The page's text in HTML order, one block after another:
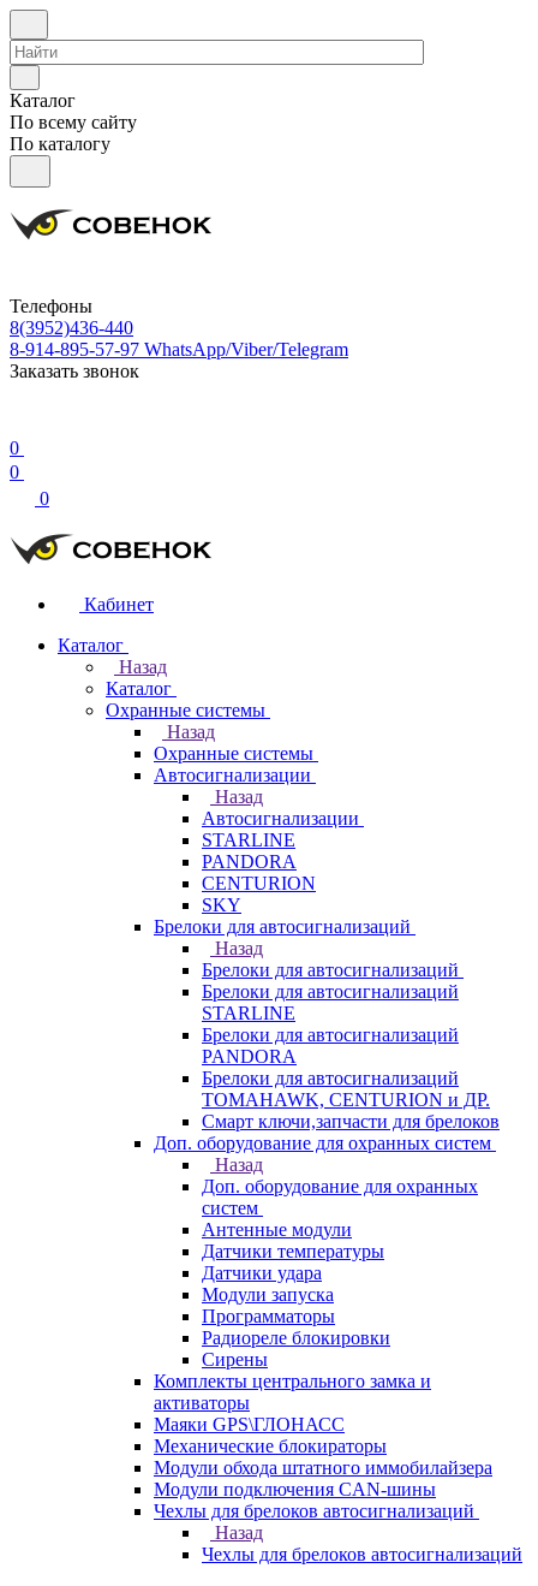
Каталог
По всему сайту
По каталогу
Телефоны
8(3952)436-440
8-914-895-57-97 WhatsApp/Viber/Telegram
Заказать звонок
0
0
0
Кабинет
Каталог
Назад
Каталог
Охранные системы
Назад
Охранные системы
Автосигнализации
Назад
Автосигнализации
STARLINE
PANDORA
CENTURION
SKY
Брелоки для автосигнализаций
Назад
Брелоки для автосигнализаций
Брелоки для автосигнализаций
STARLINE
Брелоки для автосигнализаций
PANDORA
Брелоки для автосигнализаций
TOMAHAWK, CENTURION и ДР.
Смарт ключи,запчасти для брелоков
Доп. оборудование для охранных систем
Назад
Доп. оборудование для охранных
систем
Антенные модули
Датчики температуры
Датчики удара
Модули запуска
Программаторы
Радиореле блокировки
Сирены
Комплекты центрального замка и
активаторы
Маяки GPS\ГЛОНАСС
Механические блокираторы
Модули обхода штатного иммобилайзера
Модули подключения CAN-шины
Чехлы для брелоков автосигнализаций
Назад
Чехлы для брелоков автосигнализаций